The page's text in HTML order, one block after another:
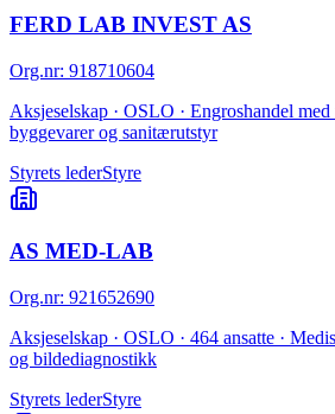
FERD LAB INVEST AS
Org.nr: 918710604
Aksjeselskap · OSLO · Engroshandel med
byggevarer og sanitærutstyr
Styrets lederStyre
AS MED-LAB
Org.nr: 921652690
Aksjeselskap · OSLO · 464 ansatte ·
og bildediagnostikk
Styrets lederStyre